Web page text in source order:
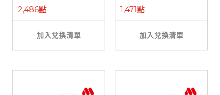
2,486點
加入兌換清單
1,471點
加入兌換清單